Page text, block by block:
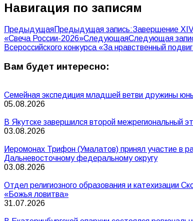
Навигация по записям
ПредыдущаяПредыдущая запись:Завершение
«Свеча России-2026»СледующаяСледующая
Всероссийского конкурса «За нравственный
Вам будет интересно:
Семейная экспедиция младшей ветви дружины
05.08.2026
В Якутске завершился второй межрегиональный
03.08.2026
Иеромонах Трифон (Умалатов) принял участие в
Дальневосточному федеральному округу
03.08.2026
Отдел религиозного образования и катехизации
«Божья ловитва»
31.07.2026